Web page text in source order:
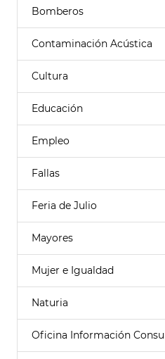
Bomberos
Contaminación Acústica
Cultura
Educación
Empleo
Fallas
Feria de Julio
Mayores
Mujer e Igualdad
Naturia
Oficina Información